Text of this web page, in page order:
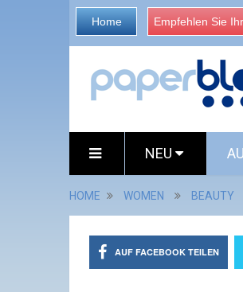
Home Empfehlen Sie
NEU
HOME WOMEN BEAUTY
AUF FACEBOOK TEILEN